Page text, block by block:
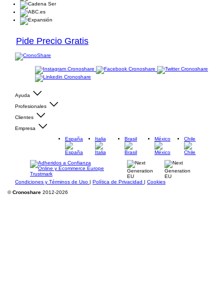
Pide Precio Gratis
Ayuda
Profesionales
Clientes
Empresa
España
Italia Brasil México Chile
Condiciones y Términos de Uso | Política de Privacidad | Cookies
©Cronoshare 2012-2026